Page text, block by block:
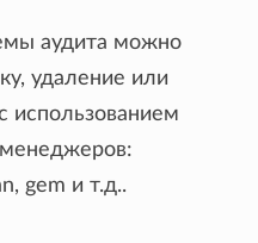
аудита можно
удаление или
использованием
gem и т.д..